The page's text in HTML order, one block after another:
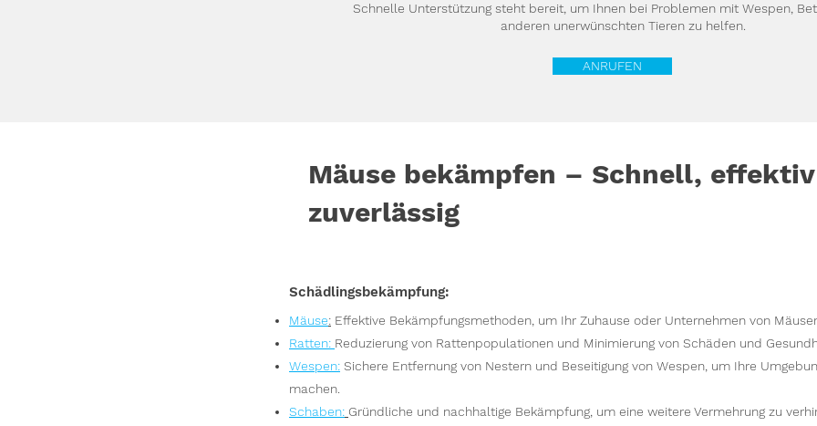
Schnelle Unterstützung steht bereit, um Ihnen bei Problemen mit Wespen,
anderen unerwünschten Tieren zu helfen.
ANRUFEN
Mäuse bekämpfen – Schnell,
zuverlässig
Schädlingsbekämpfung:
Mäuse: Effektive Bekämpfungsmethoden, um Ihr Zuhause oder Unternehmen von
Ratten: Reduzierung von Rattenpopulationen und Minimierung von Schäden und
Wespen: Sichere Entfernung von Nestern und Beseitigung von Wespen, um Ihre
machen.
Schaben: Gründliche und nachhaltige Bekämpfung, um eine weitere Vermehrung zu